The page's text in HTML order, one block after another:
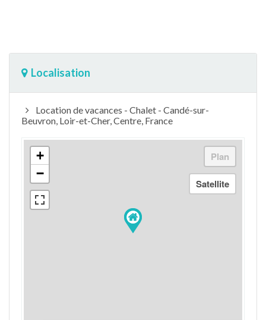
Localisation
Location de vacances - Chalet - Candé-sur-
Beuvron, Loir-et-Cher, Centre, France
+
−